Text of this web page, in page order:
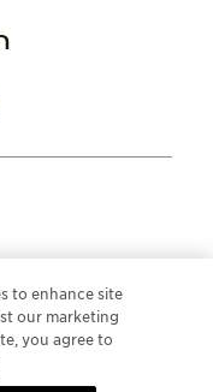
to enhance site
our marketing
you agree to